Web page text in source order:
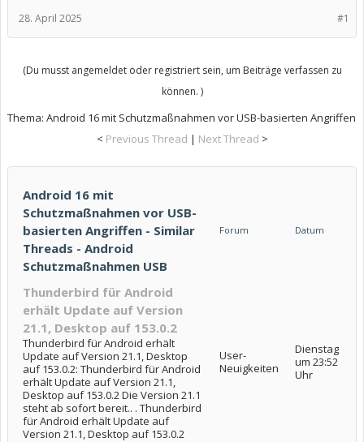
#1
28. April 2025
(Du musst angemeldet oder registriert sein, um Beiträge verfassen zu
können. )
Thema: Android 16 mit Schutzmaßnahmen vor USB-basierten Angriffen
< Previous Thread | Next Thread >
Android 16 mit
Schutzmaßnahmen vor USB-
basierten Angriffen - Similar
Threads - Android
Schutzmaßnahmen USB
Forum Datum
Thunderbird für Android
erhält Update auf Version
21.1, Desktop auf 153.0.2
Thunderbird für Android erhält
Update auf Version 21.1, Desktop
auf 153.0.2: Thunderbird für Android
erhält Update auf Version 21.1,
Desktop auf 153.0.2 Die Version 21.1
steht ab sofort bereit.. . Thunderbird
für Android erhält Update auf
Version 21.1, Desktop auf 153.0.2
User-
Neuigkeiten
Dienstag
um 23:52
Uhr